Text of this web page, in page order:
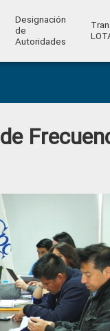
Designación
de
Autoridades